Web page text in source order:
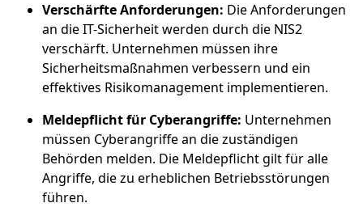
Verschärfte Anforderungen: Die Anforderungen
an die IT-Sicherheit werden durch die NIS2
verschärft. Unternehmen müssen ihre
Sicherheitsmaßnahmen verbessern und ein
effektives Risikomanagement implementieren.
Meldepflicht für Cyberangriffe: Unternehmen
müssen Cyberangriffe an die zuständigen
Behörden melden. Die Meldepflicht gilt für alle
Angriffe, die zu erheblichen Betriebsstörungen
führen.